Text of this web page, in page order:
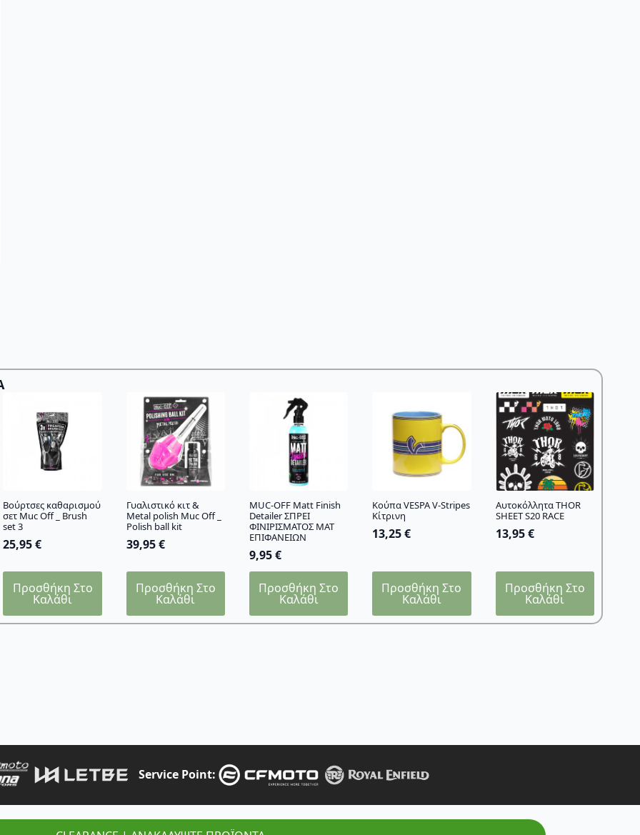
Βούρτσες καθαρισμού
σετ Muc Off _ Brush
set 3
25,95€
Προσθήκη Στο
Καλάθι
Γυαλιστικό κιτ &
Metal polish Muc Off _
Polish ball kit
39,95€
Προσθήκη Στο
Καλάθι
MUC-OFF Matt Finish
Detailer ΣΠΡΕΙ
ΦΙΝΙΡΙΣΜΑΤΟΣ MAT
ΕΠΙΦΑΝΕΙΩΝ
9,95€
Προσθήκη Στο
Καλάθι
Κούπα VESPA V-Stripes
Κίτρινη
13,25€
Προσθήκη Στο
Καλάθι
Αυτοκόλλητα THOR
SHEET S20 RACE
13,95€
Προσθήκη Στο
Καλάθι
Service Point: